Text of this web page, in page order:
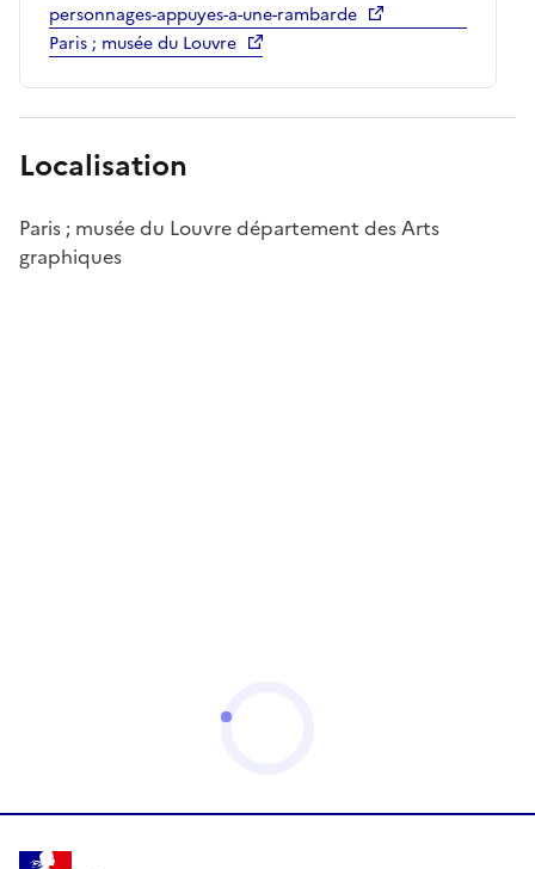
personnages-appuyes-a-une-rambarde
Paris ; musée du Louvre
Localisation
Paris ; musée du Louvre département des Arts
graphiques